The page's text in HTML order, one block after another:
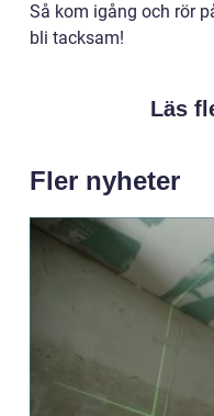
Så kom igång och rör
bli tacksam!
Läs
Fler nyheter